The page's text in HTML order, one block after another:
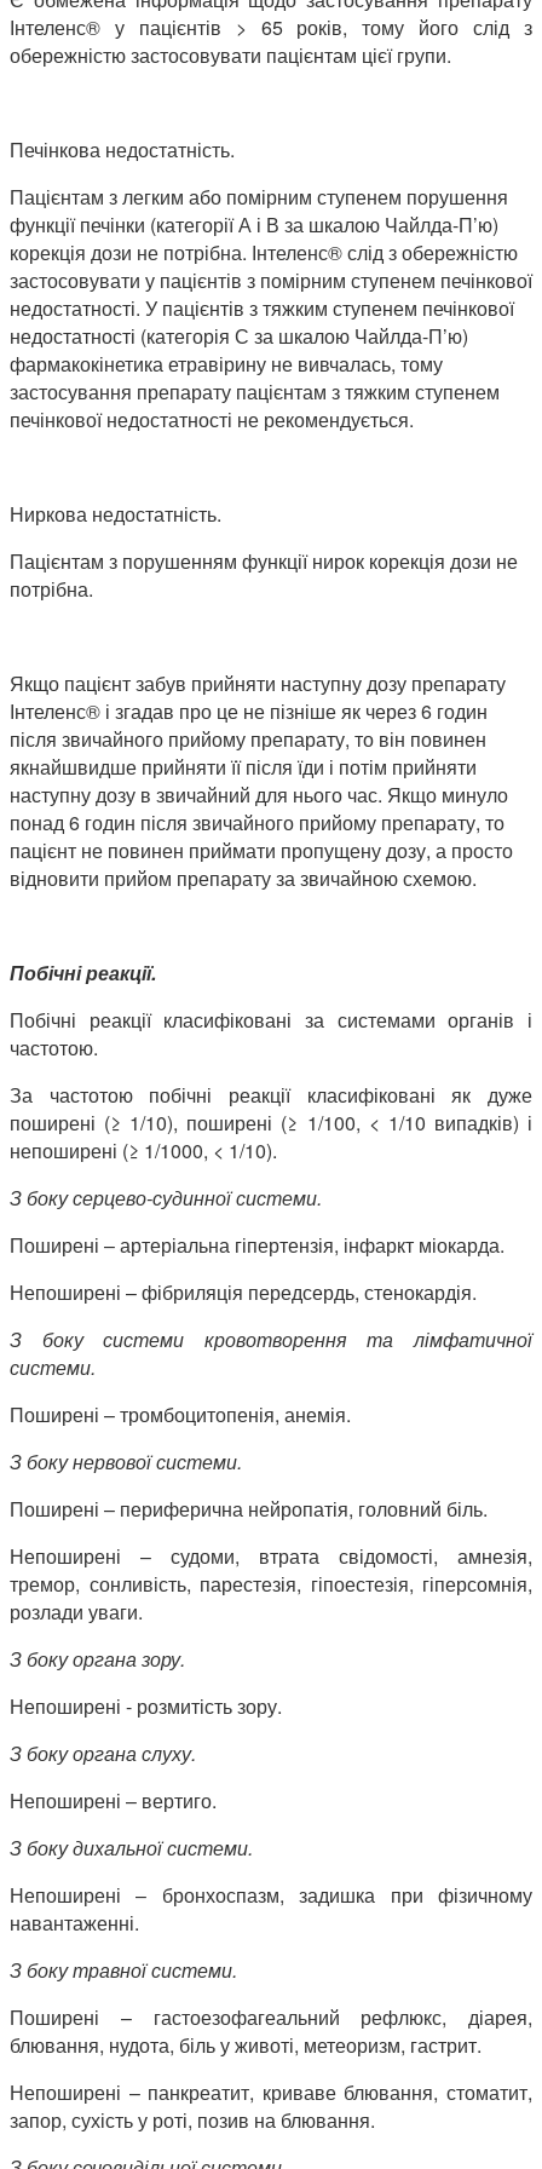
Інтеленс® у пацієнтів > 65 років, тому його слід з
обережністю застосовувати пацієнтам цієї групи.
Печінкова недостатність.
Пацієнтам з легким або помірним ступенем порушення
функції печінки (категорії А і В за шкалою Чайлда-П’ю)
корекція дози не потрібна. Інтеленс® слід з обережністю
застосовувати у пацієнтів з помірним ступенем печінкової
недостатності. У пацієнтів з тяжким ступенем печінкової
недостатності (категорія С за шкалою Чайлда-П’ю)
фармакокінетика етравірину не вивчалась, тому
застосування препарату пацієнтам з тяжким ступенем
печінкової недостатності не рекомендується.
Ниркова недостатність.
Пацієнтам з порушенням функції нирок корекція дози не
потрібна.
Якщо пацієнт забув прийняти наступну дозу препарату
Інтеленс® і згадав про це не пізніше як через 6 годин
після звичайного прийому препарату, то він повинен
якнайшвидше прийняти її після їди і потім прийняти
наступну дозу в звичайний для нього час. Якщо минуло
понад 6 годин після звичайного прийому препарату, то
пацієнт не повинен приймати пропущену дозу, а просто
відновити прийом препарату за звичайною схемою.
Побічні реакції.
Побічні реакції класифіковані за системами органів і
частотою.
За частотою побічні реакції класифіковані як дуже
поширені (≥ 1/10), поширені (≥ 1/100, < 1/10 випадків) і
непоширені (≥ 1/1000, < 1/10).
З боку серцево-судинної системи.
Поширені – артеріальна гіпертензія, інфаркт міокарда.
Непоширені – фібриляція передсердь, стенокардія.
З боку системи кровотворення та лімфатичної
системи.
Поширені – тромбоцитопенія, анемія.
З боку нервової системи.
Поширені – периферична нейропатія, головний біль.
Непоширені – судоми, втрата свідомості, амнезія,
тремор, сонливість, парестезія, гіпоестезія, гіперсомнія,
розлади уваги.
З боку органа зору.
Непоширені - розмитість зору.
З боку органа слуху.
Непоширені – вертиго.
З боку дихальної системи.
Непоширені – бронхоспазм, задишка при фізичному
навантаженні.
З боку травної системи.
Поширені – гастоезофагеальний рефлюкс, діарея,
блювання, нудота, біль у животі, метеоризм, гастрит.
Непоширені – панкреатит, криваве блювання, стоматит,
запор, сухість у роті, позив на блювання.